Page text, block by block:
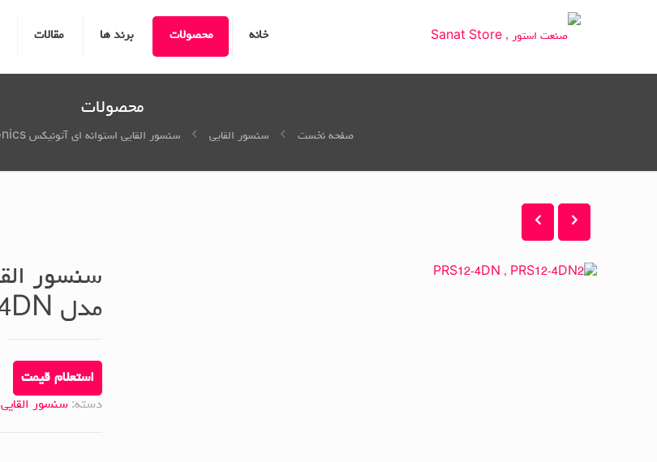
خانه محصولات برند ها مقالات
محصولات
صفحه نخست سنسور القایی سنسور القایی استوانه ای آتونیکس Autonics مدل PRS12-4DN
مدل PRS12-4DN
استعلام قیمت
دسته: سنسور القایی